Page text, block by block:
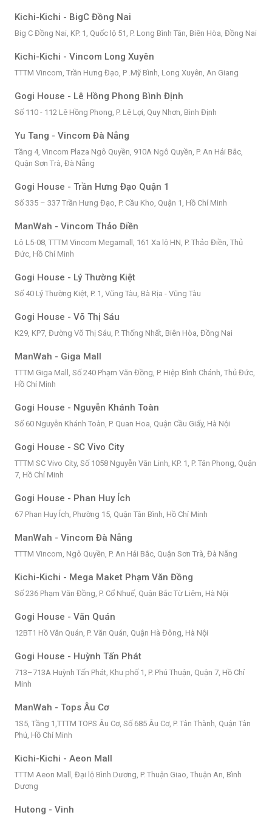
Kichi-Kichi - BigC Đồng Nai
Big C Đồng Nai, KP. 1, Quốc lộ 51, P. Long Bình Tân, Biên Hòa, Đồng Nai
Kichi-Kichi - Vincom Long Xuyên
TTTM Vincom, Trần Hưng Đạo, P .Mỹ Bình, Long Xuyên, An Giang
Gogi House - Lê Hồng Phong Bình Định
Số 110 - 112 Lê Hồng Phong, P. Lê Lợi, Quy Nhơn, Bình Định
Yu Tang - Vincom Đà Nẵng
Tầng 4, Vincom Plaza Ngô Quyền, 910A Ngô Quyền, P. An Hải Bắc,
Quận Sơn Trà, Đà Nẵng
Gogi House - Trần Hưng Đạo Quận 1
Số 335 – 337 Trần Hưng Đạo, P. Cầu Kho, Quận 1, Hồ Chí Minh
ManWah - Vincom Thảo Điền
Lô L5-08, TTTM Vincom Megamall, 161 Xa lộ HN, P. Thảo Điền, Thủ
Đức, Hồ Chí Minh
Gogi House - Lý Thường Kiệt
Số 40 Lý Thường Kiệt, P. 1, Vũng Tàu, Bà Rịa - Vũng Tàu
Gogi House - Võ Thị Sáu
K29, KP7, Đường Võ Thị Sáu, P. Thống Nhất, Biên Hòa, Đồng Nai
ManWah - Giga Mall
TTTM Giga Mall, Số 240 Phạm Văn Đồng, P. Hiệp Bình Chánh, Thủ Đức,
Hồ Chí Minh
Gogi House - Nguyễn Khánh Toàn
Số 60 Nguyễn Khánh Toàn, P. Quan Hoa, Quận Cầu Giấy, Hà Nội
Gogi House - SC Vivo City
TTTM SC Vivo City, Số 1058 Nguyễn Văn Linh, KP. 1, P. Tân Phong, Quận
7, Hồ Chí Minh
Gogi House - Phan Huy Ích
67 Phan Huy Ích, Phường 15, Quận Tân Bình, Hồ Chí Minh
ManWah - Vincom Đà Nẵng
TTTM Vincom, Ngô Quyền, P. An Hải Bắc, Quận Sơn Trà, Đà Nẵng
Kichi-Kichi - Mega Maket Phạm Văn Đồng
Số 236 Phạm Văn Đồng, P. Cổ Nhuế, Quận Bắc Từ Liêm, Hà Nội
Gogi House - Văn Quán
12BT1 Hồ Văn Quán, P. Văn Quán, Quận Hà Đông, Hà Nội
Gogi House - Huỳnh Tấn Phát
713–713A Huỳnh Tấn Phát, Khu phố 1, P. Phú Thuận, Quận 7, Hồ Chí
Minh
ManWah - Tops Âu Cơ
1S5, Tầng 1,TTTM TOPS Âu Cơ, Số 685 Âu Cơ, P. Tân Thành, Quận Tân
Phú, Hồ Chí Minh
Kichi-Kichi - Aeon Mall
TTTM Aeon Mall, Đại lộ Bình Dương, P. Thuận Giao, Thuận An, Bình
Dương
Hutong - Vinh